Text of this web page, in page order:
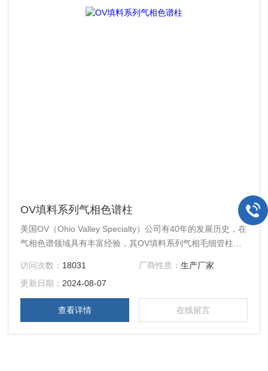
OV填料系列气相色谱柱
美国OV（Ohio Valley Specialty）公司有40年的发展历史，在
气相色谱领域具有丰富经验，其OV填料系列气相毛细管柱为
访问次数： 18031 厂商性质： 生产厂家
更新日期： 2024-08-07
查看详情 在线留言